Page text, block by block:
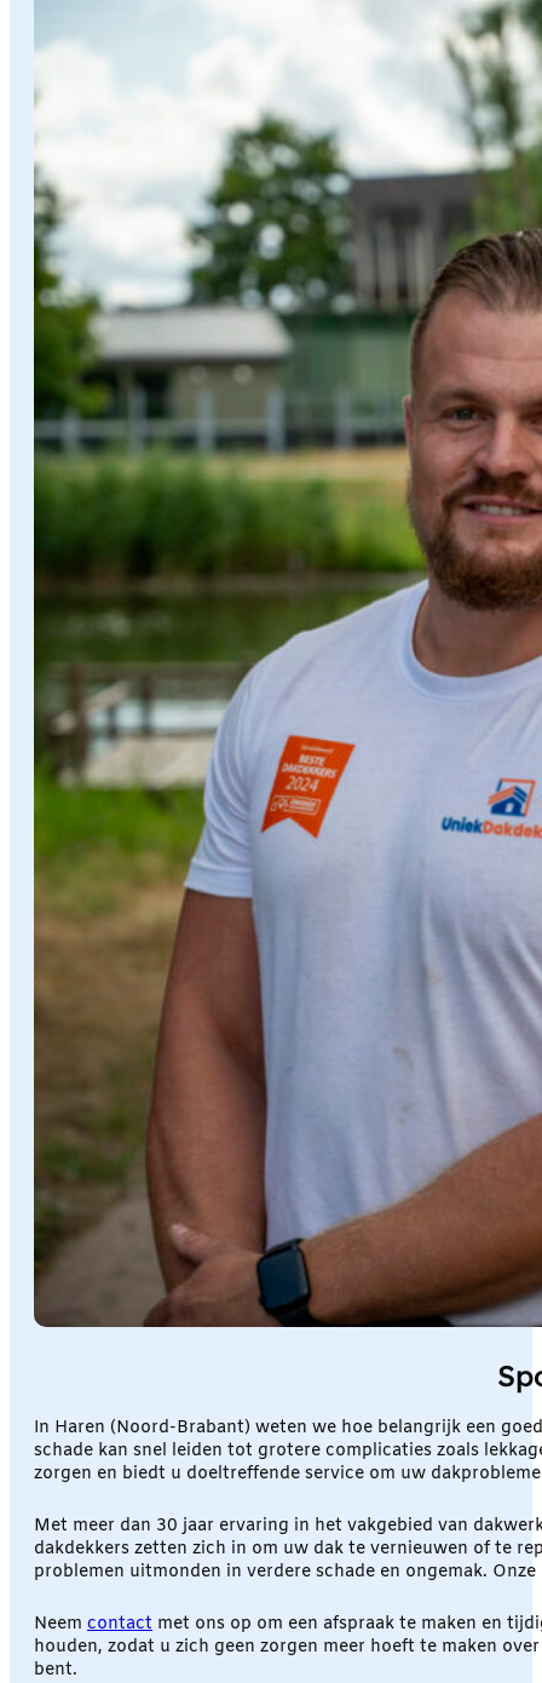
In Haren (Noord-Brabant) weten we hoe belangrijk een
schade kan snel leiden tot grotere complicaties zoals
zorgen en biedt u doeltreffende service om uw
Met meer dan 30 jaar ervaring in het vakgebied van
dakdekkers zetten zich in om uw dak te vernieuwen of te
problemen uitmonden in verdere schade en ongemak.
Neem contact met ons op om een afspraak te maken en
houden, zodat u zich geen zorgen meer hoeft te maken
bent.